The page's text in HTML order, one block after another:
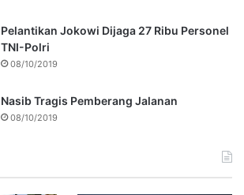
Pelantikan Jokowi Dijaga 27 Ribu Personel
TNI-Polri
08/10/2019
Nasib Tragis Pemberang Jalanan
08/10/2019